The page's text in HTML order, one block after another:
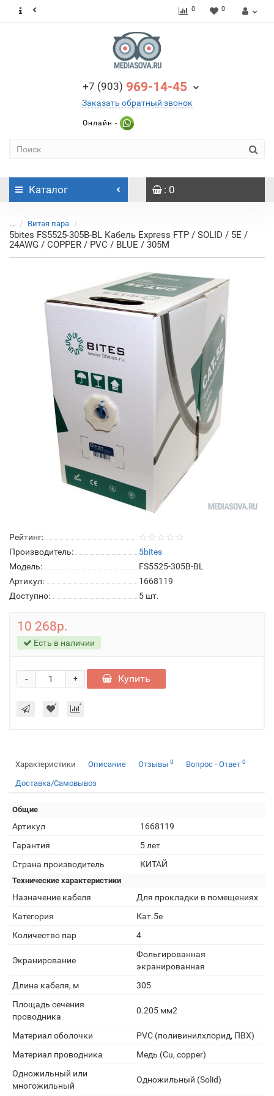
0 0
+7 (903) 969-14-45
Заказать обратный звонок
Онлайн -
Каталог : 0
... Витая пара
5bites FS5525-305B-BL Кабель Express FTP / SOLID / 5E /
24AWG / COPPER / PVC / BLUE / 305M
Рейтинг:
Производитель:
5bites
Модель:
FS5525-305B-BL
Артикул:
1668119
Доступно:
5 шт.
10 268р.
Есть в наличии
+
- Купить
Характеристики Описание Отзывы 0 Вопрос - Ответ 0
Доставка/Самовывоз
Общие
Артикул
1668119
Гарантия
5 лет
Страна производитель
КИТАЙ
Технические характеристики
Назначение кабеля
Для прокладки в помещениях
Категория
Кат.5e
Количество пар
4
Экранирование
Фольгированная
экранированная
Длина кабеля, м
305
Площадь сечения
проводника
0.205 мм2
Материал оболочки
PVC (поливинилхлорид, ПВХ)
Материал проводника
Медь (Cu, copper)
Одножильный или
многожильный
Одножильный (Solid)